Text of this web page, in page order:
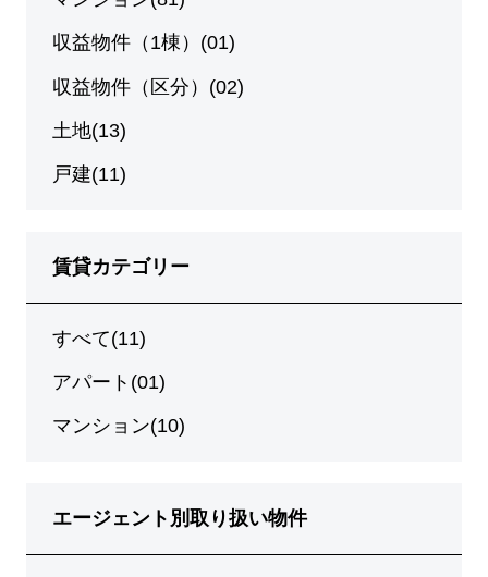
収益物件（1棟）(01)
収益物件（区分）(02)
土地(13)
戸建(11)
賃貸カテゴリー
すべて(11)
アパート(01)
マンション(10)
エージェント別取り扱い物件